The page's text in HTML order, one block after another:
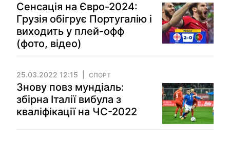
Сенсація на Євро-2024:
Грузія обігрує Португалію і
виходить у плей-офф
(фото, відео)
25.03.2022 12:15 СПОРТ
Знову повз мундіаль:
збірна Італії вибула з
кваліфікації на ЧС-2022